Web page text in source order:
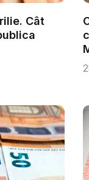
Cât